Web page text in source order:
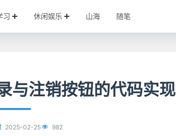
习 休闲娱乐 山海 随笔
与注销按钮的代码实现
2025-02-25 982